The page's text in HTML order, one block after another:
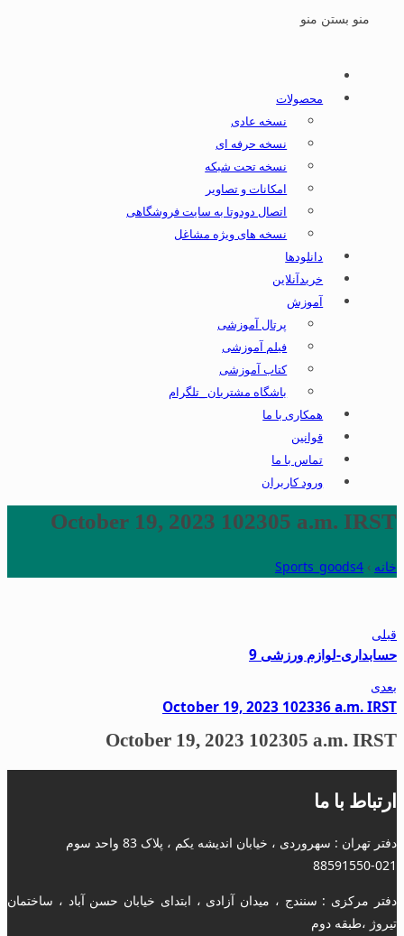
منو بستن منو
محصولات
نسخه عادی
نسخه حرفه ای
نسخه تحت شبکه
امکانات و تصاویر
اتصال دودوتا به سایت فروشگاهی
نسخه های ویژه مشاغل
دانلودها
خریدآنلاین
آموزش
پرتال آموزشی
فیلم آموزشی
کتاب آموزشی
باشگاه مشتریان _تلگرام
همکاری با ما
قوانین
تماس با ما
ورود کاربران
October 19, 2023 102305 a.m. IRST
خانه ›
Sports_goods4
قبلی
حسابداری-لوازم ورزشی 9
بعدی
October 19, 2023 102336 a.m. IRST
October 19, 2023 102305 a.m. IRST
ارتباط با ما
دفتر تهران : سهروردی ، خیابان اندیشه یکم ، پلاک 83 واحد سوم
88591550-021
دفتر مرکزی : سنندج ، میدان آزادی ، ابتدای خیابان حسن آباد ، ساختمان
تیروژ ،طبقه دوم